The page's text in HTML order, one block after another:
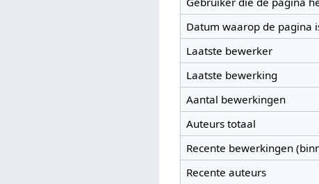
Datum waarop de pagina
Laatste bewerker
Laatste bewerking
Aantal bewerkingen
Auteurs totaal
Recente bewerkingen
Recente auteurs